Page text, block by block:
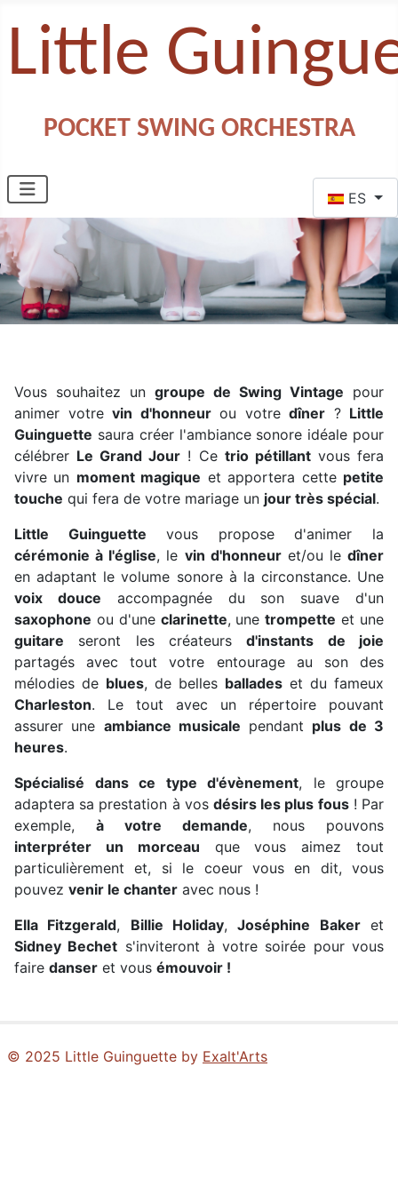
ES
Little
POCKET SWING ORCHESTRA
Vous souhaitez un groupe de Swing Vintage pour
animer votre vin d'honneurou votre dîner ? Little
Guinguette saura créer l'ambiance sonore idéale pour
célébrer Le Grand Jour ! Ce trio pétillantvous fera
vivre un moment magique et apportera cette petite
touche qui fera de votre mariage un jour très spécial.
Little Guinguette vous propose d'animer la
cérémonie à l'église, le vin d'honneuret/ou le dîner
en adaptant le volume sonore à la circonstance. Une
voix douce accompagnée du son suave d'un
saxophone ou d'une clarinette, unetrompette et une
guitare seront les créateursd'instants de joie
partagés avec tout votre entourage au son des
mélodies de blues, de belles ballades et du fameux
Charleston. Le tout avec un répertoire pouvant
assurer une ambiance musicale pendant plus de 3
heures.
Spécialisé dans ce type d'évènement, le groupe
adaptera sa prestation à vos désirs les plus fous! Par
exemple, à votre demande, nous pouvons
interpréter un morceau que vous aimez tout
particulièrement et, si le coeur vous en dit, vous
pouvez venir le chanter avec nous !
Ella Fitzgerald, Billie Holiday,Joséphine Bakeret
Sidney Bechet s'inviteront à votre soirée pour vous
faire danser et vous émouvoir !
© 2025 Little Guinguette by Exalt'Arts